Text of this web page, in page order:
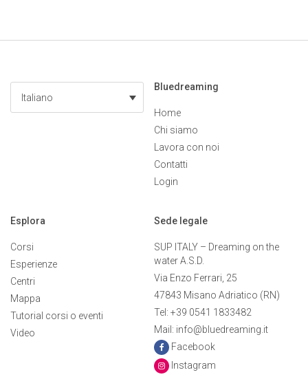
Italiano
Bluedreaming
Home
Chi siamo
Lavora con noi
Contatti
Login
Esplora
Corsi
Esperienze
Centri
Mappa
Tutorial corsi o eventi
Video
Sede legale
SUP ITALY – Dreaming on the
water A.S.D.
Via Enzo Ferrari, 25
47843 Misano Adriatico (RN)
Tel: +39 0541 1833482
Mail: info@bluedreaming.it
Facebook
Instagram